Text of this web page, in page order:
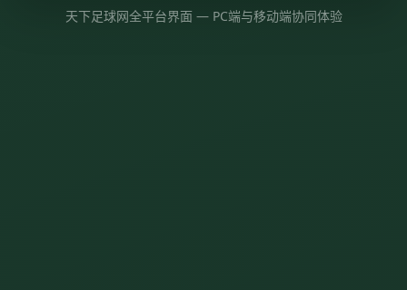
天下足球网全平台界面 — PC端与移动端协同体验